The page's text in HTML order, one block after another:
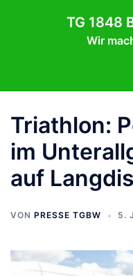
TG 1848
Wir
Triathlon:
im
auf
VON PRESSE TGBW 5.